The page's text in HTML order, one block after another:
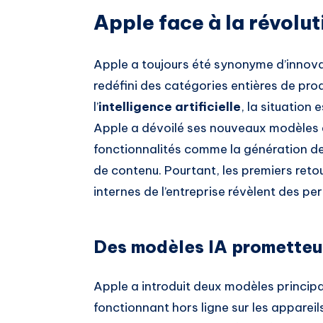
Whatsapp
Apple face à la
Apple a toujours été synonyme
redéfini des catégories entières de
l’intelligence artificielle, la situation
Apple a dévoilé ses nouveaux
fonctionnalités comme la génération
de contenu. Pourtant, les premiers
internes de l’entreprise révèlent des
Des modèles IA
Apple a introduit deux modèles
fonctionnant hors ligne sur les